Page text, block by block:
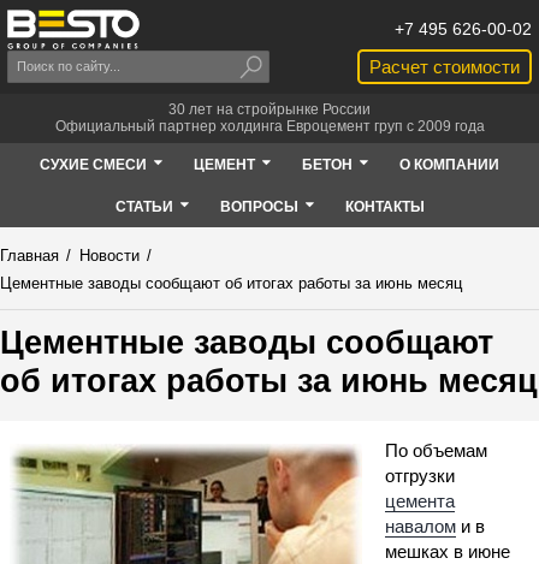
Расчет стоимости
+7 495 626-00-02
30 лет на стройрынке России
Официальный партнер холдинга Евроцемент груп с 2009 года
СУХИЕ СМЕСИ ЦЕМЕНТ БЕТОН О КОМПАНИИ
СТАТЬИ ВОПРОСЫ КОНТАКТЫ
Главная / Новости /
Цементные заводы сообщают об итогах работы за июнь месяц
Цементные заводы сообщают
об итогах работы за июнь месяц
По объемам
отгрузки
цемента
навалом и в
мешках в июне